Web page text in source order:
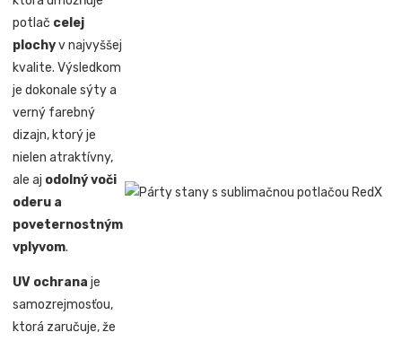
potlač celej
plochyv najvyššej
kvalite. Výsledkom
je dokonale sýty a
verný farebný
dizajn, ktorý je
nielen atraktívny,
ale aj odolný voči
oderu a
poveternostným
vplyvom.
UV ochrana je
samozrejmosťou,
ktorá zaručuje, že